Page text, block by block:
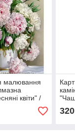
малювання
квіти" /
Піони
320